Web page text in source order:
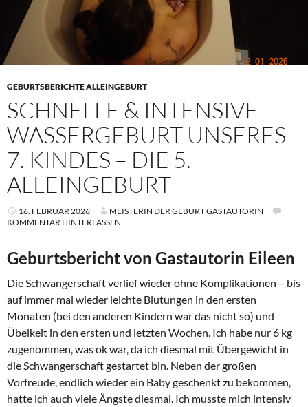
GEBURTSBERICHTE ALLEINGEBURT
SCHNELLE & INTENSIVE
WASSERGEBURT UNSERES
7. KINDES – DIE 5.
ALLEINGEBURT
16. FEBRUAR 2026
MEISTERIN DER GEBURT GASTAUTORIN
KOMMENTAR HINTERLASSEN
Geburtsbericht von Gastautorin Eileen
Die Schwangerschaft verlief wieder ohne Komplikationen – bis
auf immer mal wieder leichte Blutungen in den ersten
Monaten (bei den anderen Kindern war das nicht so) und
Übelkeit in den ersten und letzten Wochen. Ich habe nur 6 kg
zugenommen, was ok war, da ich diesmal mit Übergewicht in
die Schwangerschaft gestartet bin. Neben der großen
Vorfreude, endlich wieder ein Baby geschenkt zu bekommen,
hatte ich auch viele Ängste diesmal. Ich musste mich intensiv